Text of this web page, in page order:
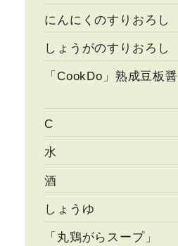
にんにくのすりおろし
しょうがのすりおろし
「CookDo」熟成豆板醤
C
水
酒
しょうゆ
「丸鶏がらスープ」